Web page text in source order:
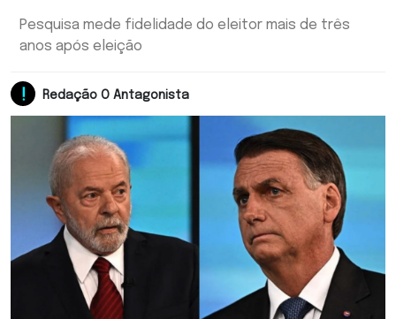
Pesquisa mede fidelidade do eleitor mais de três
anos após eleição
Redação O Antagonista